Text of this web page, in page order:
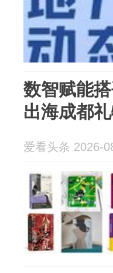
数智赋能
出海成都
爱看头条 2026-